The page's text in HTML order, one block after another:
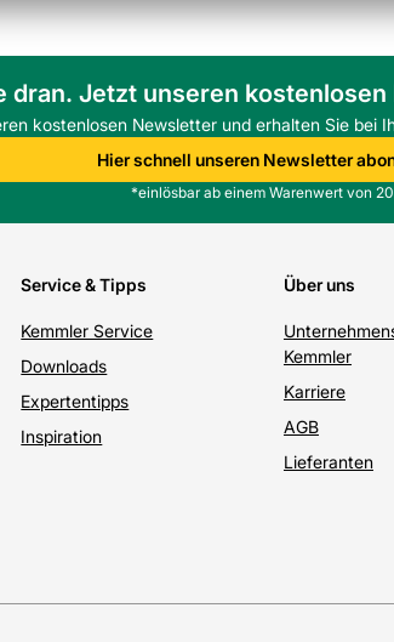
dran. Jetzt unseren
kostenlosen Newsletter und erhalten Sie bei
Hier schnell unseren Newsletter
*einlösbar ab einem Warenwert von
Service & Tipps
Kemmler Service
Downloads
Expertentipps
Inspiration
Über uns
Kemmler
Karriere
AGB
Lieferanten